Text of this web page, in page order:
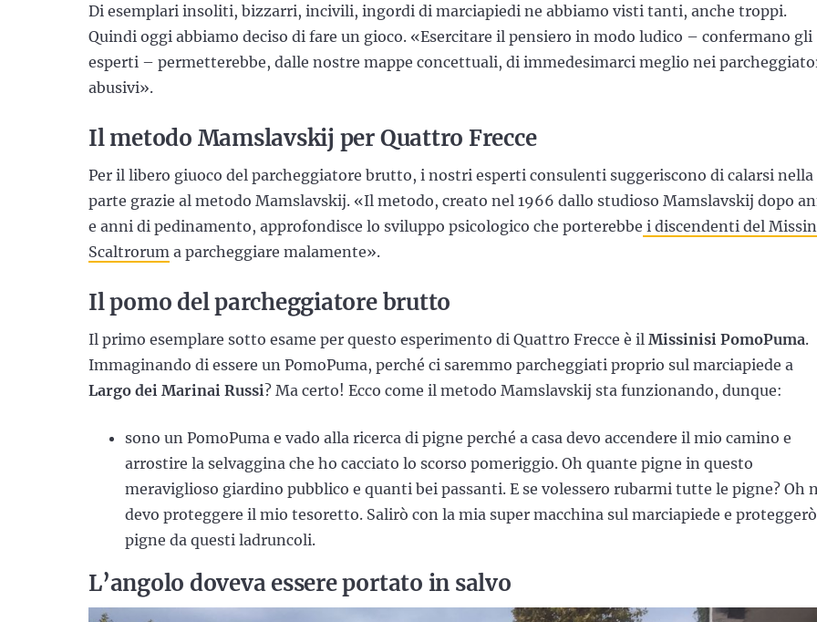
Di esemplari insoliti, bizzarri, incivili, ingordi di marciapiedi ne abbiamo visti tanti, anche troppi.
Quindi oggi abbiamo deciso di fare un gioco. «Esercitare il pensiero in modo ludico – confermano gli
esperti – permetterebbe, dalle nostre mappe concettuali, di immedesimarci meglio nei
abusivi».
Il metodo Mamslavskij per Quattro Frecce
Per il libero giuoco del parcheggiatore brutto, i nostri esperti consulenti suggeriscono di calarsi nella
parte grazie al metodo Mamslavskij. «Il metodo, creato nel 1966 dallo studioso Mamslavskij dopo
e anni di pedinamento, approfondisce lo sviluppo psicologico che porterebbe i discendenti del
Scaltrorum a parcheggiare malamente».
Il pomo del parcheggiatore brutto
Il primo esemplare sotto esame per questo esperimento di Quattro Frecce è il Missinisi PomoPuma.
Immaginando di essere un PomoPuma, perché ci saremmo parcheggiati proprio sul marciapiede a
Largo dei Marinai Russi? Ma certo! Ecco come il metodo Mamslavskij sta funzionando, dunque:
sono un PomoPuma e vado alla ricerca di pigne perché a casa devo accendere il mio camino e
arrostire la selvaggina che ho cacciato lo scorso pomeriggio. Oh quante pigne in questo
meraviglioso giardino pubblico e quanti bei passanti. E se volessero rubarmi tutte le pigne? Oh
devo proteggere il mio tesoretto. Salirò con la mia super macchina sul marciapiede e
pigne da questi ladruncoli.
L’angolo doveva essere portato in salvo